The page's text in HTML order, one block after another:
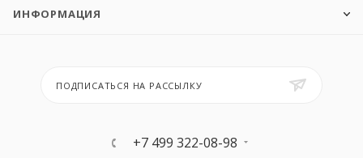
ИНФОРМАЦИЯ
ПОДПИСАТЬСЯ НА РАССЫЛКУ
+7 499 322-08-98